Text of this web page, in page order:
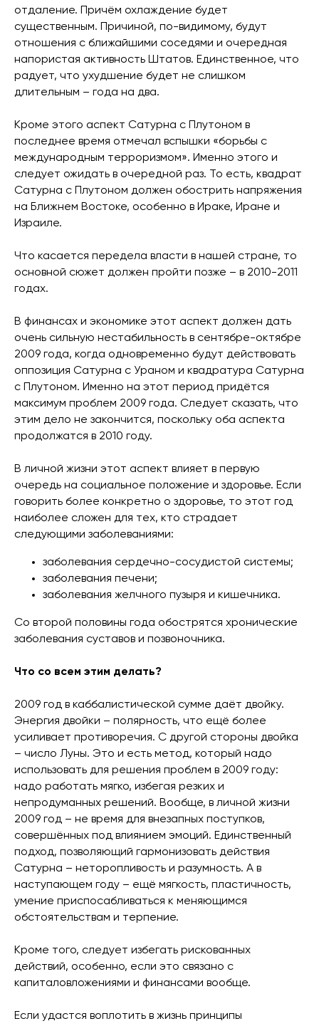
отдаление. Причём охлаждение будет
существенным. Причиной, по-видимому, будут
отношения с ближайшими соседями и очередная
напористая активность Штатов. Единственное, что
радует, что ухудшение будет не слишком
длительным – года на два.
Кроме этого аспект Сатурна с Плутоном в
последнее время отмечал вспышки «борьбы с
международным терроризмом». Именно этого и
следует ожидать в очередной раз. То есть, квадрат
Сатурна с Плутоном должен обострить напряжения
на Ближнем Востоке, особенно в Ираке, Иране и
Израиле.
Что касается передела власти в нашей стране, то
основной сюжет должен пройти позже – в 2010-2011
годах.
В финансах и экономике этот аспект должен дать
очень сильную нестабильность в сентябре-октябре
2009 года, когда одновременно будут действовать
оппозиция Сатурна с Ураном и квадратура Сатурна
с Плутоном. Именно на этот период придётся
максимум проблем 2009 года. Следует сказать, что
этим дело не закончится, поскольку оба аспекта
продолжатся в 2010 году.
В личной жизни этот аспект влияет в первую
очередь на социальное положение и здоровье. Если
говорить более конкретно о здоровье, то этот год
наиболее сложен для тех, кто страдает
следующими заболеваниями:
заболевания сердечно-сосудистой системы;
заболевания печени;
заболевания желчного пузыря и кишечника.
Со второй половины года обострятся хронические
заболевания суставов и позвоночника.
Что со всем этим делать?
2009 год в каббалистической сумме даёт двойку.
Энергия двойки – полярность, что ещё более
усиливает противоречия. С другой стороны двойка
– число Луны. Это и есть метод, который надо
использовать для решения проблем в 2009 году:
надо работать мягко, избегая резких и
непродуманных решений. Вообще, в личной жизни
2009 год – не время для внезапных поступков,
совершённых под влиянием эмоций. Единственный
подход, позволяющий гармонизовать действия
Сатурна – неторопливость и разумность. А в
наступающем году – ещё мягкость, пластичность,
умение приспосабливаться к меняющимся
обстоятельствам и терпение.
Кроме того, следует избегать рискованных
действий, особенно, если это связано с
капиталовложениями и финансами вообще.
Если удастся воплотить в жизнь принципы